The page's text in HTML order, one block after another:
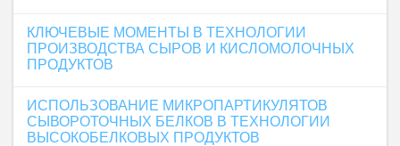
КЛЮЧЕВЫЕ МОМЕНТЫ В ТЕХНОЛОГИИ
ПРОИЗВОДСТВА СЫРОВ И КИСЛОМОЛОЧНЫХ
ПРОДУКТОВ
ИСПОЛЬЗОВАНИЕ МИКРОПАРТИКУЛЯТОВ
СЫВОРОТОЧНЫХ БЕЛКОВ В ТЕХНОЛОГИИ
ВЫСОКОБЕЛКОВЫХ ПРОДУКТОВ